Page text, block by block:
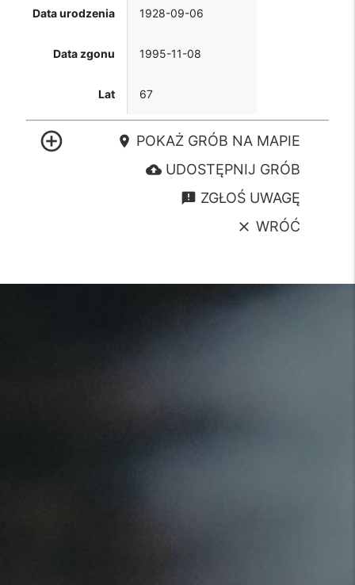
Data urodzenia
Data zgonu
Lat
1928-09-06
1995-11-08
67
control_point location_on POKAŻ GRÓB NA MAPIE
cloud_upload UDOSTĘPNIJ GRÓB
announcement ZGŁOŚ UWAGĘ
clear WRÓĆ